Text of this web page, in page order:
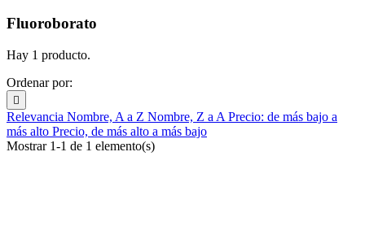
Fluoroborato
Hay 1 producto.
Ordenar por:

Relevancia Nombre, A a Z Nombre, Z a A Precio: de más bajo a
más alto Precio, de más alto a más bajo
Mostrar 1-1 de 1 elemento(s)